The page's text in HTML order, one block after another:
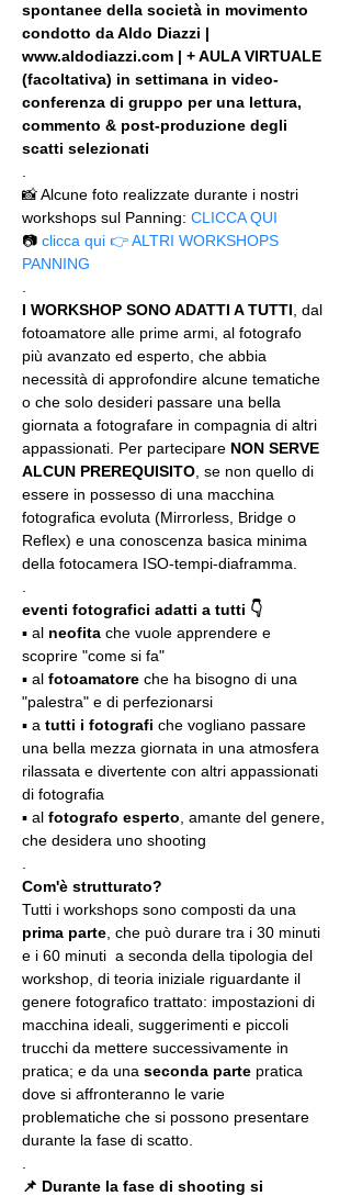
spontanee della società in movimento
condotto da Aldo Diazzi |
www.aldodiazzi.com | + AULA VIRTUALE
(facoltativa) in settimana in video-
conferenza di gruppo per una lettura,
commento & post-produzione degli
scatti selezionati
📸 Alcune foto realizzate durante i nostri
workshops sul Panning: CLICCA QUI
📷 clicca qui 👉 ALTRI WORKSHOPS
PANNING
I WORKSHOP SONO ADATTI A TUTTI , dal
fotoamatore alle prime armi, al fotografo
più avanzato ed esperto, che abbia
necessità di approfondire alcune tematiche
o che solo desideri passare una bella
giornata a fotografare in compagnia di altri
appassionati. Per partecipare NON SERVE
ALCUN PREREQUISITO , se non quello di
essere in possesso di una macchina
fotografica evoluta (Mirrorless, Bridge o
Reflex) e una conoscenza basica minima
della fotocamera ISO-tempi-diaframma.
eventi fotografici adatti a tutti 👇
▪️ al neofita che vuole apprendere e
scoprire "come si fa"
▪️ al fotoamatore che ha bisogno di una
"palestra" e di perfezionarsi
▪️ a tutti i fotografi che vogliano passare
una bella mezza giornata in una atmosfera
rilassata e divertente con altri appassionati
di fotografia
▪️ al fotografo esperto , amante del genere,
che desidera uno shooting
Com'è strutturato?
Tutti i workshops sono composti da una
prima parte , che può durare tra i 30 minuti
e i 60 minuti  a seconda della tipologia del
workshop, di teoria iniziale riguardante il
genere fotografico trattato: impostazioni di
macchina ideali, suggerimenti e piccoli
trucchi da mettere successivamente in
pratica; e da una seconda parte pratica
dove si affronteranno le varie
problematiche che si possono presentare
durante la fase di scatto.
📌 Durante la fase di shooting si